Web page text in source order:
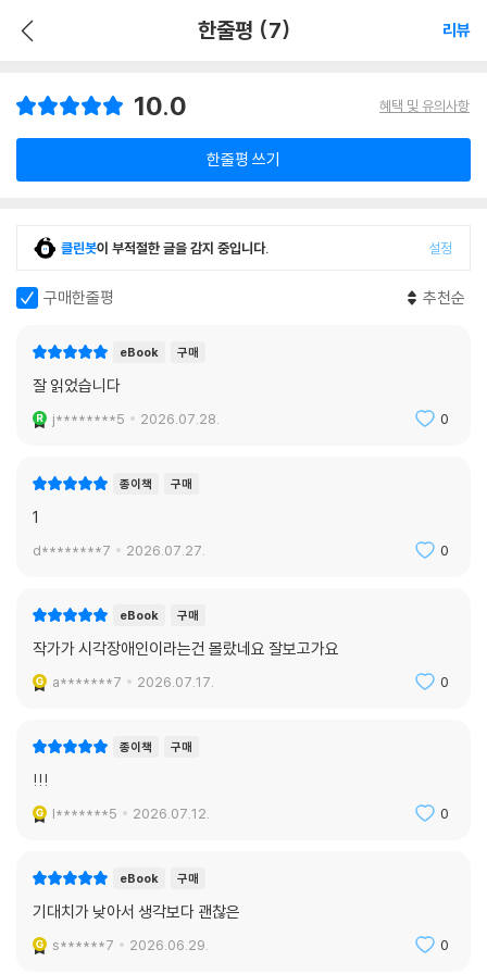
한줄평 (7) 리뷰
10.0 혜택 및 유의사항
한줄평 쓰기
클린봇이 부적절한 글을 감지 중입니다. 설정
구매한줄평 추천순
eBook 구매
잘 읽었습니다
j********5 2026.07.28. 0
종이책 구매
1
d********7 2026.07.27. 0
eBook 구매
작가가 시각장애인이라는건 몰랐네요 잘보고가요
a*******7 2026.07.17. 0
종이책 구매
!!!
l*******5 2026.07.12. 0
eBook 구매
기대치가 낮아서 생각보다 괜찮은
s******7 2026.06.29. 0